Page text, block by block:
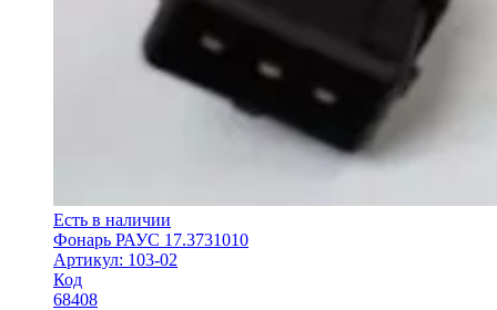
Есть в наличии
Фонарь РАУС 17.3731010
Артикул: 103-02
Код
68408